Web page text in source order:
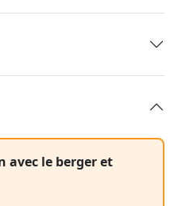
avec le berger et